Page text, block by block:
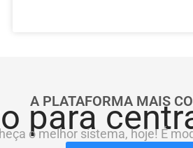
A PLATAFORMA MAIS
para
o melhor sistema, hoje! É